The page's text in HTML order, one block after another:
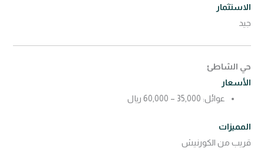
الاستثمار
جيد
حي الشاطئ
الأسعار
عوائل: 35,000 – 60,000 ريال
المميزات
قريب من الكورنيش